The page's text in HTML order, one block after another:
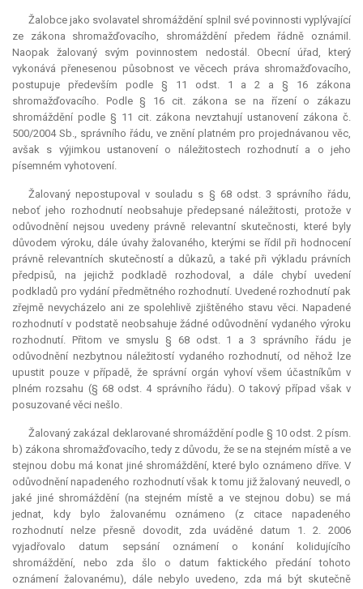
Žalobce jako svolavatel shromáždění splnil své povinnosti vyplývající
ze zákona shromažďovacího, shromáždění předem řádně oznámil.
Naopak žalovaný svým povinnostem nedostál. Obecní úřad, který
vykonává přenesenou působnost ve věcech práva shromažďovacího,
postupuje především podle § 11 odst. 1 a 2 a § 16 zákona
shromažďovacího. Podle § 16 cit. zákona se na řízení o zákazu
shromáždění podle § 11 cit. zákona nevztahují ustanovení zákona č.
500/2004 Sb., správního řádu, ve znění platném pro projednávanou věc,
avšak s výjimkou ustanovení o náležitostech rozhodnutí a o jeho
písemném vyhotovení.
Žalovaný nepostupoval v souladu s § 68 odst. 3 správního řádu,
neboť jeho rozhodnutí neobsahuje předepsané náležitosti, protože v
odůvodnění nejsou uvedeny právně relevantnískutečnosti, které byly
důvodem výroku, dále úvahy žalovaného, kterými se řídil při hodnocení
právně relevantních skutečností a důkazů, a také při výkladu právních
předpisů, na jejichž podkladě rozhodoval, a dále chybí uvedení
podkladů pro vydání předmětného rozhodnutí. Uvedené rozhodnutí pak
zřejmě nevycházelo ani ze spolehlivě zjištěného stavu věci. Napadené
rozhodnutí v podstatě neobsahuje žádné odůvodnění vydaného výroku
rozhodnutí. Přitom ve smyslu § 68 odst. 1 a 3 správního řádu je
odůvodnění nezbytnou náležitostí vydaného rozhodnutí, od něhož lze
upustit pouze v případě, že správní orgán vyhoví všem účastníkům v
plném rozsahu (§ 68 odst. 4 správního řádu). O takový případ však v
posuzované věci nešlo.
Žalovaný zakázal deklarované shromáždění podle § 10 odst. 2 písm.
b) zákona shromažďovacího, tedy z důvodu, že se na stejném místě a ve
stejnou dobu má konat jiné shromáždění, které bylo oznámeno dříve. V
odůvodnění napadeného rozhodnutí však k tomu již žalovaný neuvedl, o
jaké jiné shromáždění (na stejném místě a ve stejnou dobu) se má
jednat, kdy bylo žalovanému oznámeno (z citace napadeného
rozhodnutí nelze přesně dovodit, zda uváděné datum 1. 2. 2006
vyjadřovalo datum sepsání oznámení o konání kolidujícího
shromáždění, nebo zda šlo o datum faktického předání tohoto
oznámení žalovanému), dále nebylo uvedeno, zda má být skutečně